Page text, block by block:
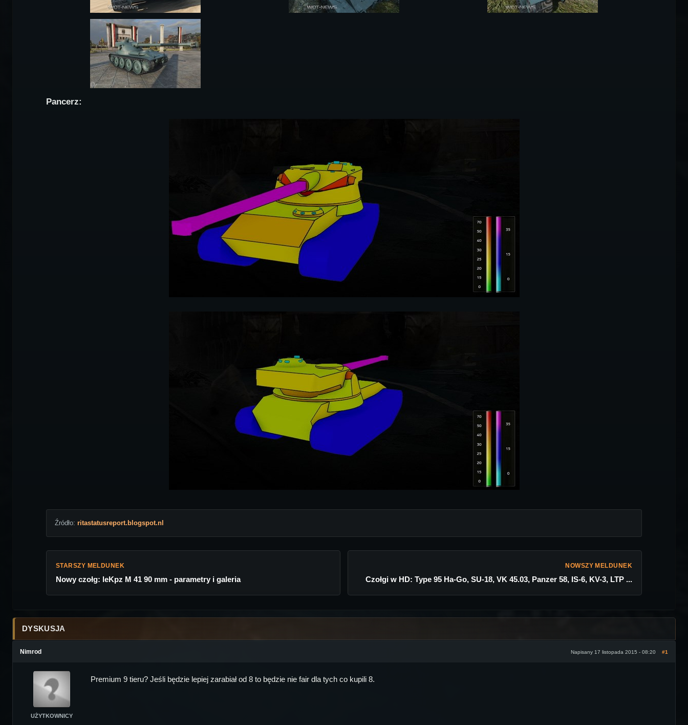
Pancerz:
Źródło: ritastatusreport.blogspot.nl
STARSZY MELDUNEK
Nowy czołg: leKpz M 41 90 mm - parametry i galeria
NOWSZY MELDUNEK
Czołgi w HD: Type 95 Ha-Go, SU-18, VK 45.03, Panzer 58, IS-6, KV-3, LTP ...
DYSKUSJA
Nimrod Napisany 17 listopada 2015 - 08:20 #1
UŻYTKOWNICY
Premium 9 tieru? Jeśli będzie lepiej zarabiał od 8 to będzie nie fair dla tych co kupili 8.